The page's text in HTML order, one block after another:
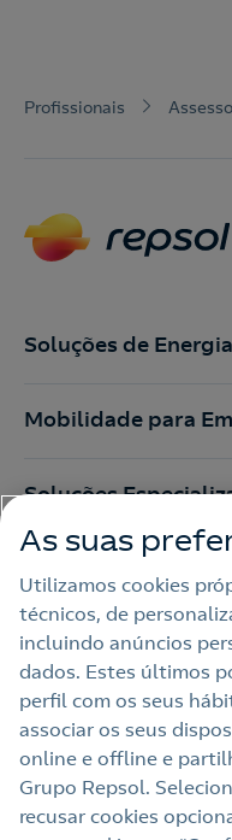
Profissionais
Soluções de
Mobilidade para
Soluções
Apoio ao Cliente
Nota legal
Política de privacidade
As suas
Utilizamos cookies
técnicos, de
incluindo anúncios
dados. Estes últimos
perfil com os seus
associar os seus
online e offline e
Grupo Repsol.
recusar cookies